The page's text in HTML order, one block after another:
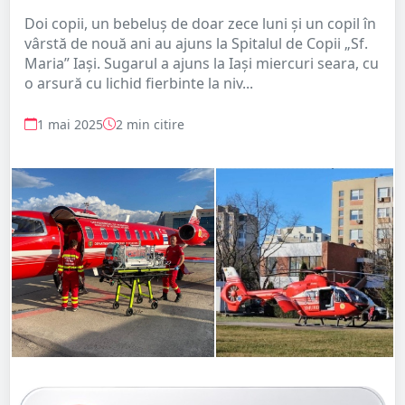
Doi copii, un bebeluș de doar zece luni și un copil în
vârstă de nouă ani au ajuns la Spitalul de Copii „Sf.
Maria” Iași. Sugarul a ajuns la Iași miercuri seara, cu
o arsură cu lichid fierbinte la niv...
1 mai 2025 2 min citire